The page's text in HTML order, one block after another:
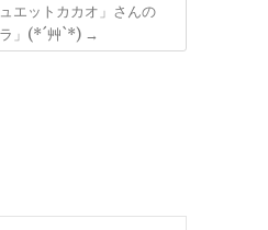
エットカカオ」さんの
ラ」(*´艸`*) →